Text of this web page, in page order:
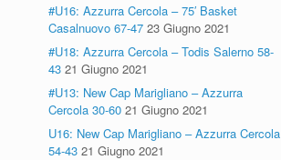
#U16: Azzurra Cercola – 75′ Basket
Casalnuovo 67-47 23 Giugno 2021
#U18: Azzurra Cercola – Todis Salerno 58-
43 21 Giugno 2021
#U13: New Cap Marigliano – Azzurra
Cercola 30-60 21 Giugno 2021
U16: New Cap Marigliano – Azzurra Cercola
54-43 21 Giugno 2021